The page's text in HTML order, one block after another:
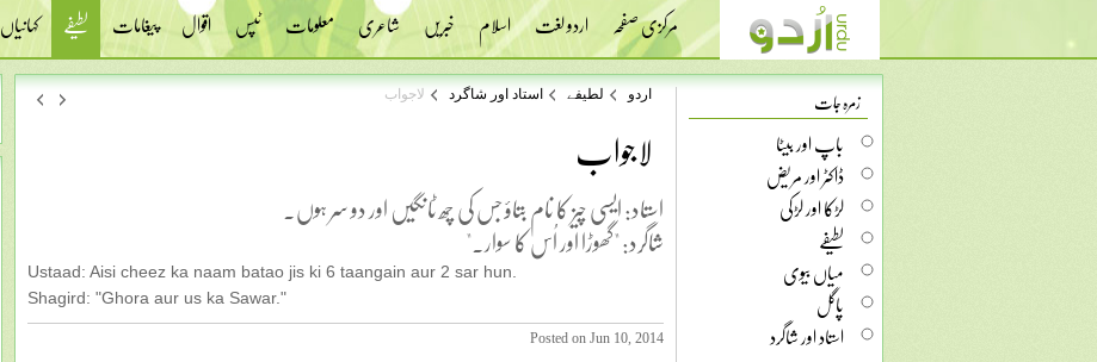
مرکزی صفحہ اردو لغت اسلام خبریں شاعری معلومات ٹپس اقوال پیغامات لطیفے کہانیاں
اردو لطیفے استاد اور شاگرد لاجواب
لاجواب
استاد: ایسی چیز کا نام بتاؤ جس کی چھ ٹانگیں اور دو سر ہوں۔
شاگرد: "گھوڑا اور اُس کا سوار۔"
Ustaad: Aisi cheez ka naam batao jis ki 6 taangain aur 2 sar hun.
Shagird: "Ghora aur us ka Sawar."
Posted on Jun 10, 2014
زمرہ جات
باپ اور بیٹا
ڈاکٹر اور مریض
لڑکا اور لڑکی
لطیفے
میاں بیوی
پاگل
استاد اور شاگرد